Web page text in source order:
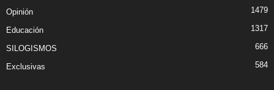
Opinión 1479
Educación 1317
SILOGISMOS 666
Exclusivas 584